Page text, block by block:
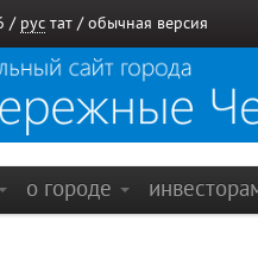
/ рус тат / обычная версия
о городе